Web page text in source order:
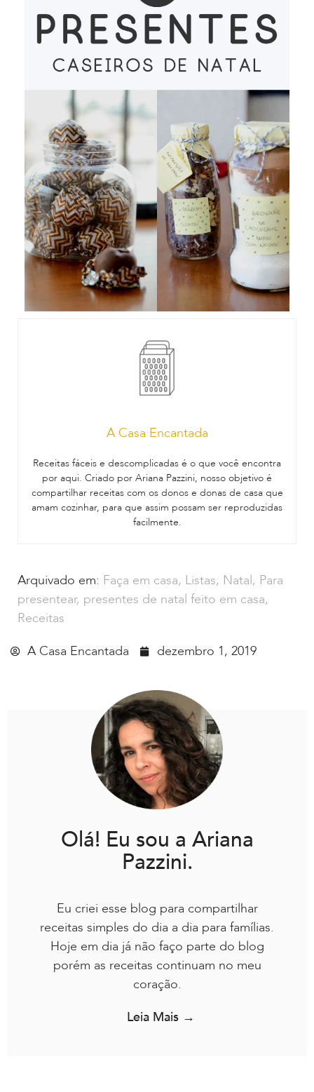
A Casa Encantada
Receitas fáceis e descomplicadas é o que você encontra
por aqui. Criado por Ariana Pazzini, nosso objetivo é
compartilhar receitas com os donos e donas de casa que
amam cozinhar, para que assim possam ser reproduzidas
facilmente.
Arquivado em: Faça em casa, Listas, Natal, Para
presentear, presentes de natal feito em casa,
Receitas
A Casa Encantada
dezembro 1, 2019
Olá! Eu sou a Ariana
Pazzini.
Eu criei esse blog para compartilhar
receitas simples do dia a dia para famílias.
Hoje em dia já não faço parte do blog
porém as receitas continuam no meu
coração.
Leia Mais →